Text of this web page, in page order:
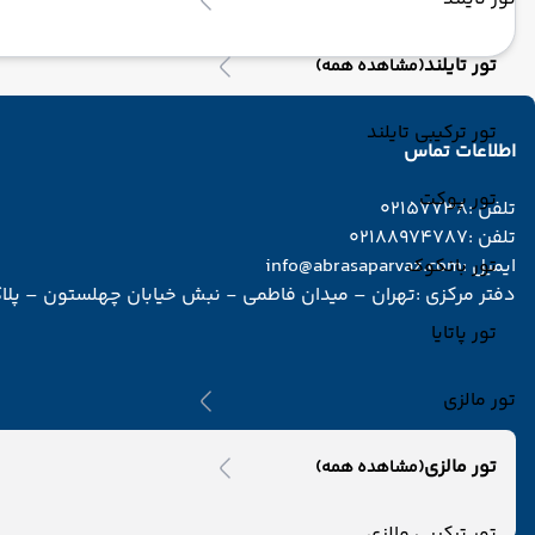
تور تایلند(مشاهده همه)
تور ترکیبی تایلند
تور پوکت
تور بانکوک
تور پاتایا
تور مالزی
تور مالزی(مشاهده همه)
اطلاعات تماس
تلفن :02157738
تلفن :02188974787
ایمیل :info@abrasaparvaz.com
دفتر مرکزی :تهران – میدان فاطمی - نبش خیابان چهلستون – پلاک 2 – طبقه دوم –